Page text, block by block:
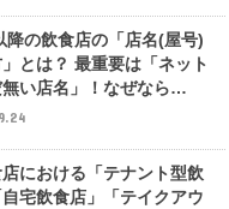
降の飲食店の「店名(屋号)
とは？ 最重要は「ネット
無い店名」！なぜなら…
における「テナント型飲
宅飲食店」「テイクアウ